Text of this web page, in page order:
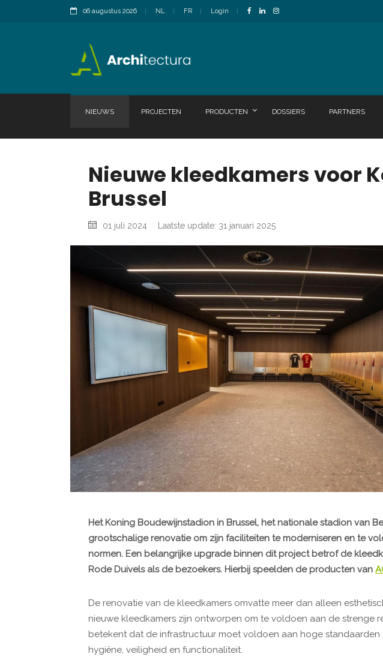
06 augustus 2026 NL FR Login
NIEUWS PROJECTEN PRODUCTEN DOSSIERS PARTNERS
Nieuwe kleedkamers voor
Brussel
01 juli 2024 Laatste update: 31 januari 2025
Het Koning Boudewijnstadion in Brussel, het nationale stadion van
grootschalige renovatie om zijn faciliteiten te moderniseren en te
normen. Een belangrijke upgrade binnen dit project betrof de
Rode Duivels als de bezoekers. Hierbij speelden de producten van
De renovatie van de kleedkamers omvatte meer dan alleen
nieuwe kleedkamers zijn ontworpen om te voldoen aan de strenge
betekent dat de infrastructuur moet voldoen aan hoge
hygiëne, veiligheid en functionaliteit.